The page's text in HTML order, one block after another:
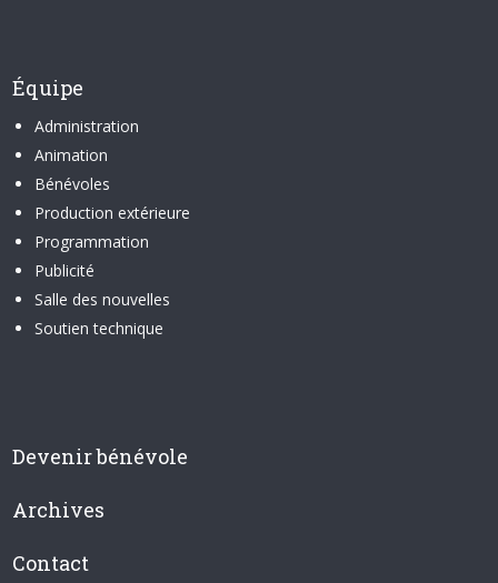
Équipe
Administration
Animation
Bénévoles
Production extérieure
Programmation
Publicité
Salle des nouvelles
Soutien technique
Devenir bénévole
Archives
Contact